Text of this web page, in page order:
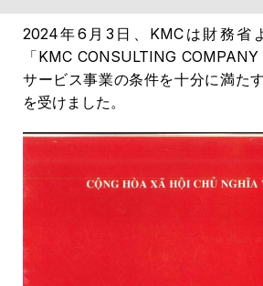
2024年6月3日、KMCは財務省
「KMC CONSULTING
サービス事業の条件を十分に満た
を受けました。